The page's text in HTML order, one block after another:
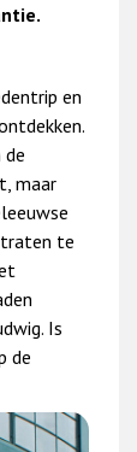
en
maar
te
Is
de